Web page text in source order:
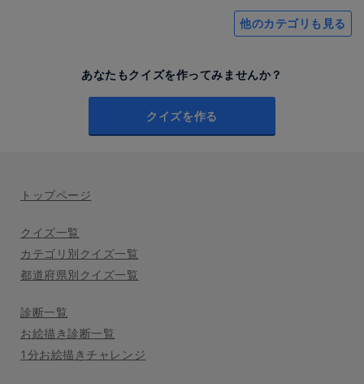
他のカテゴリも見る
あなたもクイズを作ってみませんか？
クイズを作る
トップページ
クイズ一覧
カテゴリ別クイズ一覧
都道府県別クイズ一覧
診断一覧
お絵描き診断一覧
1分お絵描きチャレンジ